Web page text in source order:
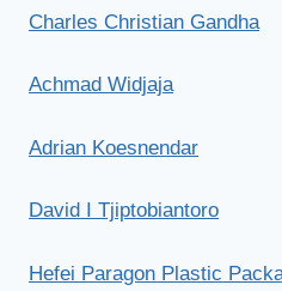
Charles Christian Gandha
Achmad Widjaja
Adrian Koesnendar
David I Tjiptobiantoro
Hefei Paragon Plastic